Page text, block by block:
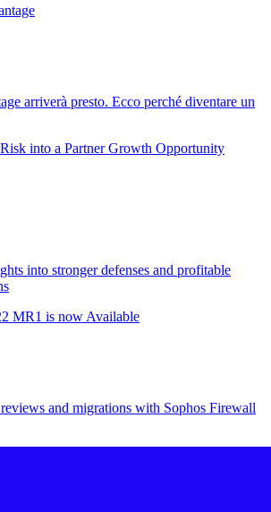
arriverà presto. Ecco perché diventare un
into stronger defenses and profitable
and migrations with Sophos Firewall